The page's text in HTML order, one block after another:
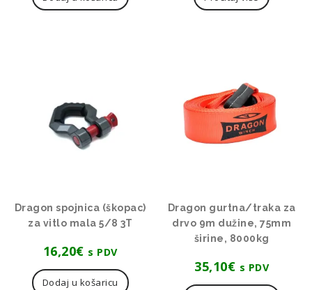
Dragon spojnica (škopac)
za vitlo mala 5/8 3T
16,20€ s PDV
Dodaj u košaricu
Dragon gurtna/traka za
drvo 9m dužine, 75mm
širine, 8000kg
35,10€ s PDV